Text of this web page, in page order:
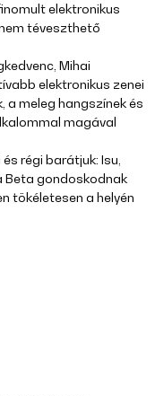
elektronikus
téveszthető
Mihai
elektronikus zenei
a meleg hangszínek és
magával
régi barátjuk: Isu,
Beta gondoskodnak
tökéletesen a helyén